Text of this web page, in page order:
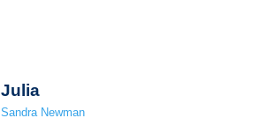
Julia
Sandra Newman